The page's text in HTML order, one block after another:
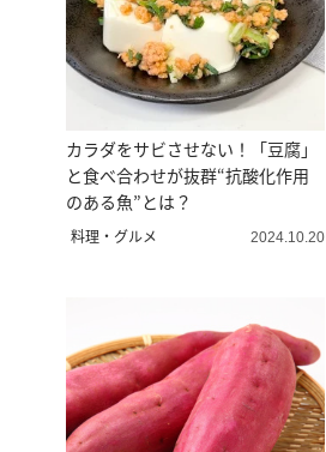
カラダをサビさせない！「豆腐」
と食べ合わせが抜群“抗酸化作用
のある魚”とは？
料理・グルメ 2024.10.20